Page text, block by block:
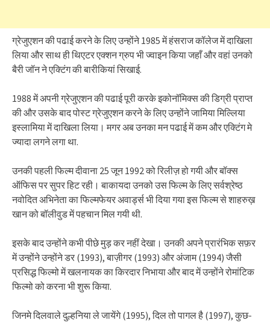
ग्रेजुएशन की पढाई करने के लिए उन्होंने 1985 में हंसराज कॉलेज में दाखिला
लिया और साथ ही थिएटर एक्शन ग्रुप भी ज्वाइन किया जहाँ और वहां उनको
बैरी जॉन ने एक्टिंग की बारीकियां सिखाई.
1988 में अपनी ग्रेजुएशन की पढाई पूरी करके इकोनॉमिक्स की डिग्री प्राप्त
की और उसके बाद पोस्ट ग्रेजुएशन करने के लिए उन्होंने जामिया मिल्लिया
इस्लामिया में दाखिला लिया। मगर अब उनका मन पढाई में कम और एक्टिंग मे
ज्यादा लगने लगा था.
उनकी पहली फिल्म दीवाना 25 जून 1992 को रिलीज़ हो गयी और बॉक्स
ऑफिस पर सुपर हिट रही। बाकायदा उनको उस फिल्म के लिए सर्वश्रेष्ठ
नवोदित अभिनेता का फिल्मफेयर अवार्ड्स भी दिया गया इस फिल्म से शाहरुख़
खान को बॉलीवुड में पहचान मिल गयी थी.
इसके बाद उन्होंने कभी पीछे मुड़ कर नहीं देखा। उनकी अपने प्रारंभिक सफ़र
में उन्होंने उन्होंने डर (1993), बाज़ीगर (1993) और अंजाम (1994) जैसी
प्रसिद्ध फिल्मो में खलनायक का किरदार निभाया और बाद में उन्होंने रोमांटिक
फिल्मो को करना भी शुरू किया.
जिनमे दिलवाले दुल्हनिया ले जायेंगे (1995), दिल तो पागल है (1997), कुछ-